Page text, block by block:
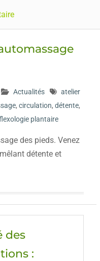
Actualités
atelier
, circulation, détente,
plantaire
des pieds. Venez
détente et
des
: